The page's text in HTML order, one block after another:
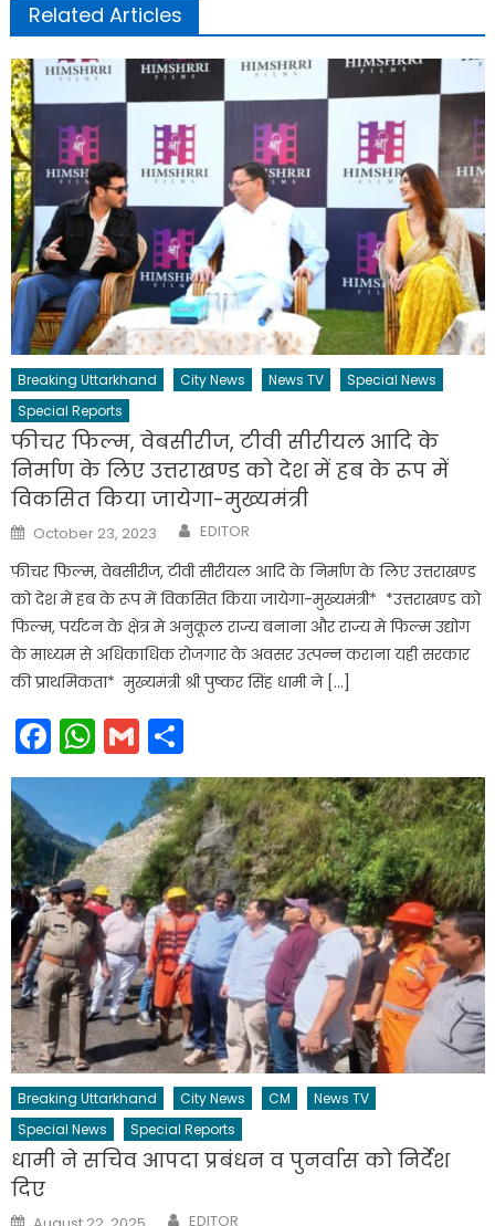
Related Articles
Breaking Uttarkhand City News News TV
Special News
Special Reports
फीचर फिल्म, वेबसीरीज, टीवी सीरीयल आदि के
निर्माण के लिए उत्तराखण्ड को देश में हब के रूप में
विकसित किया जायेगा-मुख्यमंत्री
Posted
on
October 23, 2023 Author
EDITOR
फीचर फिल्म, वेबसीरीज, टीवी सीरीयल आदि के निर्माण के लिए उत्तराखण्ड
को देश में हब के रूप में विकसित किया जायेगा-मुख्यमंत्री* *उत्तराखण्ड को
फिल्म, पर्यटन के क्षेत्र मे अनुकूल राज्य बनाना और राज्य मे फिल्म उद्योग
के माध्यम से अधिकाधिक रोजगार के अवसर उत्पन्न कराना यही सरकार
की प्राथमिकता* मुख्यमंत्री श्री पुष्कर सिंह धामी ने […]
Facebook
WhatsApp
Gmail
Breaking Uttarkhand City News CM
News TV
Special News
Special Reports
धामी ने सचिव आपदा प्रबंधन व पुनर्वास को निर्देश
दिए
Posted Author
EDITOR